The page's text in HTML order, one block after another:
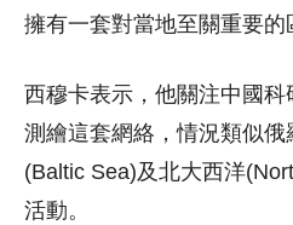
擁有一套對當地至關重要的
西穆卡表示，他關注中國
測繪這套網絡，情況類似
(Baltic Sea)及北大西洋
活動。